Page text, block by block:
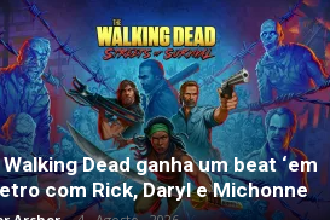
Dead ganha um beat ‘em
com Rick, Daryl e Michonne